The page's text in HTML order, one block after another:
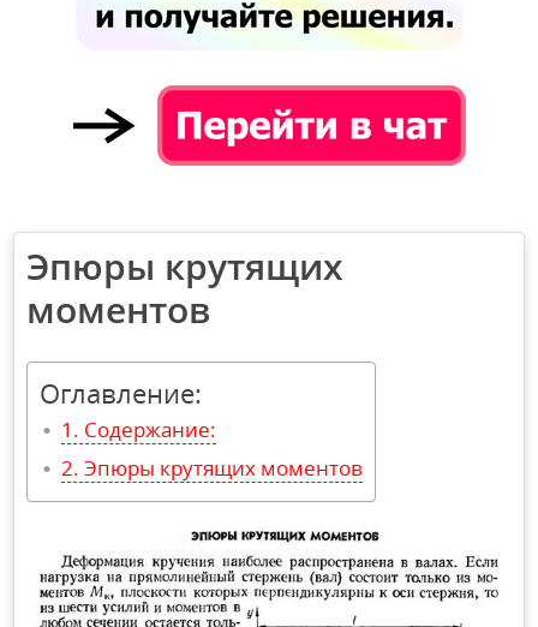
Эпюры крутящих
моментов
Оглавление:
Содержание:
Эпюры крутящих моментов